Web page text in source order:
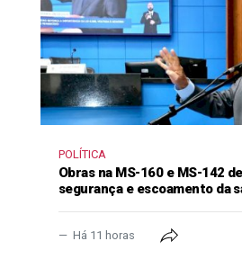
POLÍTICA
Obras na MS-160 e MS-142
segurança e escoamento da
Há 11 horas